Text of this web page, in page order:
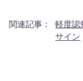
関連記事： 軽度認
サイン